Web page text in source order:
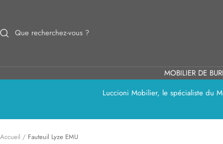
contenu
MOBILIER DE
Luccioni Mobilier, le spécialiste du
Accueil Fauteuil Lyze EMU